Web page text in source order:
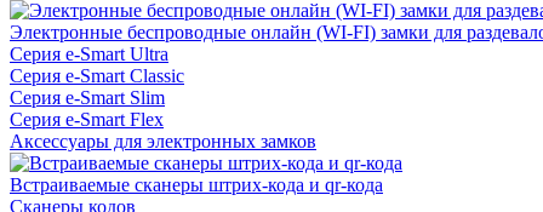
Электронные беспроводные онлайн (WI-FI) замки для
Серия e-Smart Ultra
Серия e-Smart Classic
Серия e-Smart Slim
Серия e-Smart Flex
Аксессуары для электронных замков
Встраиваемые сканеры штрих-кода и qr-кода
Сканеры кодов